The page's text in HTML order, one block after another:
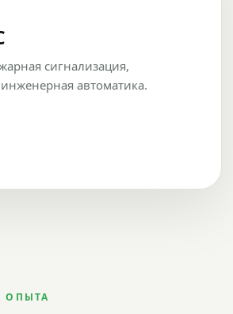
сигнализация,
автоматика.
ОПЫТА